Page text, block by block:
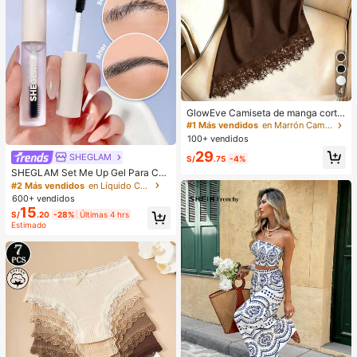
SHEGLAM
SHEGLAM Set Me Up Gel Para Cej
as Marca De Belleza CosméTica M
aquillaje Para Mujeres Y NiñAs
#2 Más vendidos
en Líquido Cejas
600+ vendidos
S/15.20 -28% Últimas 4 hrs
Estimado
4
GlowEve Camiseta de manga corta
de cuello redondo de unicolor casu
al versátil para uso diario para muje
r
#1 Más vendidos
en Marrón Camisetas básicas informales
100+ vendidos
S/29.75 -4%